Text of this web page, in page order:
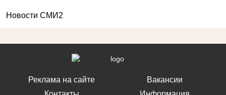
Новости СМИ2
Реклама на сайте
Вакансии